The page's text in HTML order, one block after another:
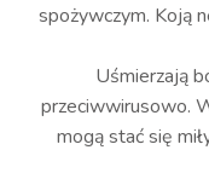
spożywczym. Koją
Uśmierzają
przeciwwirusowo.
mogą stać się